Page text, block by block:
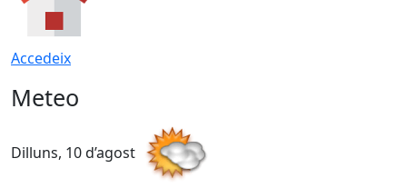
Accedeix
Meteo
Dilluns, 10 d’agost